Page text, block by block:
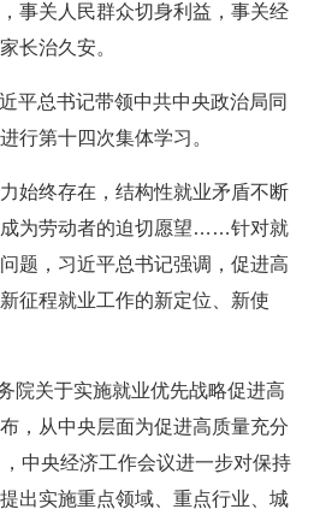
事关人民群众切身利益，事关经
长治久安。
平总书记带领中共中央政治局同
行第十四次集体学习。
始终存在，结构性就业矛盾不断
为劳动者的迫切愿望……针对就
题，习近平总书记强调，促进高
征程就业工作的新定位、新使
院关于实施就业优先战略促进高
，从中央层面为促进高质量充分
中央经济工作会议进一步对保持
出实施重点领域、重点行业、城